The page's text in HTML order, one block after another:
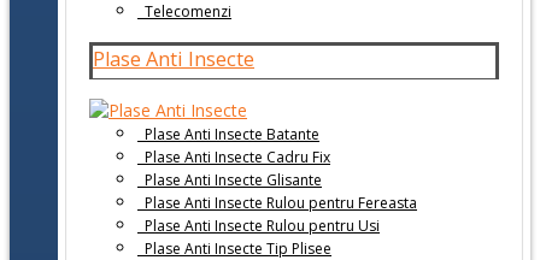
Telecomenzi
Plase Anti Insecte
Plase Anti Insecte Batante
Plase Anti Insecte Cadru Fix
Plase Anti Insecte Glisante
Plase Anti Insecte Rulou pentru Fereasta
Plase Anti Insecte Rulou pentru Usi
Plase Anti Insecte Tip Plisee